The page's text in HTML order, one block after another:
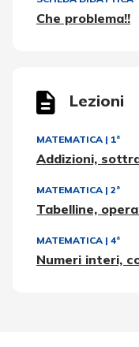
Che problema!!
Lezioni
MATEMATICA | 1ª
Addizioni,
MATEMATICA | 2ª
Tabelline,
MATEMATICA | 4ª
Numeri interi,